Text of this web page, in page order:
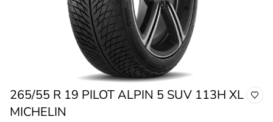
265/55 R 19 PILOT ALPIN 5 SUV 113H XL
MICHELIN